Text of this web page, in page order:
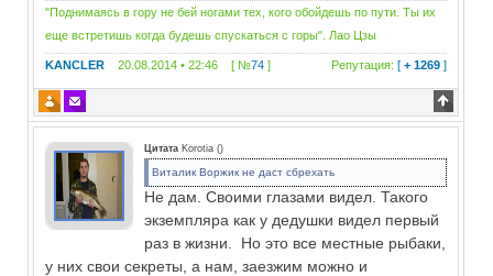
"Поднимаясь в гору не бей ногами тех, кого обойдешь по пути. Ты их
еще встретишь когда будешь спускаться с горы". Лао Цзы
KANCLER 20.08.2014 • 22:46 [ №74 ] Репутация: [+ 1269 ]
Цитата Korotia ()
Виталик Воржик не даст сбрехать
Не дам. Своими глазами видел. Такого
экземпляра как у дедушки видел первый
раз в жизни. Но это все местные рыбаки,
у них свои секреты, а нам, заезжим можно и